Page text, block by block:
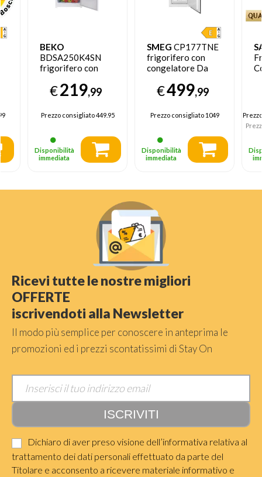
BEKO
BDSA250K4SN
frigorifero con
incasso 220 L E
Bianco
€219,99
Prezzo consigliato449.95
Disponibilità
immediata
SMEG CP177TNE
frigorifero con
congelatore Da
Bianco
€499,99
Prezzo consigliato1049
Disponibilità
immediata
Ricevi tutte le nostre migliori
OFFERTE
iscrivendoti alla Newsletter
Il modo più semplice per conoscere in anteprima le
promozioni ed i prezzi scontatissimi di Stay On
Dichiaro di aver preso visione dell’informativa relativa al
trattamento dei dati personali effettuato da parte del
Titolare e acconsento a ricevere materiale informativo e